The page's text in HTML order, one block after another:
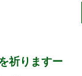
祈りますー